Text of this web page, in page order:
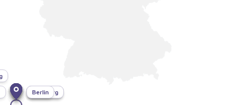
München
Bonn
Dresden
Hamburg
Berlin